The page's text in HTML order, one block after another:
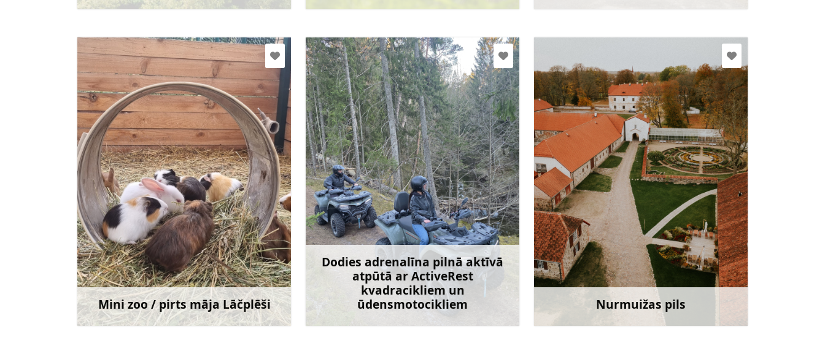
Mini zoo / pirts māja Lāčplēši
info@minizoolacplesi.lv
+371 29 423 474
Doties
Uzzināt vairāk
Dodies adrenalīna pilnā aktīvā
atpūtā ar ActiveRest
kvadracikliem un
ūdensmotocikliem
info@activerest.lv
+371 25906946
Doties
Uzzināt vairāk
Nurmuižas pils
info@nurmuiza.lv
+371 26486389
Doties
Uzzināt vairāk